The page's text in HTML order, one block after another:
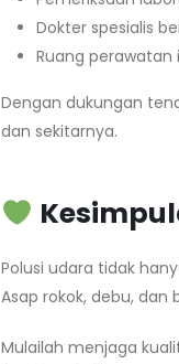
Dokter spesialis
Ruang
Dengan dukungan
dan sekitarnya.
Polusi udara tidak
Asap rokok, debu,
Mulailah menjaga